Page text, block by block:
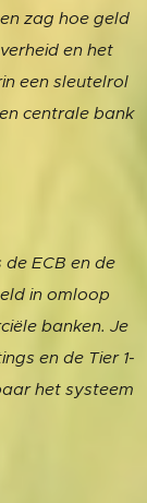
zag hoe geld
en het
een sleutelrol
centrale bank
ECB en de
in omloop
banken. Je
en de Tier 1-
het systeem